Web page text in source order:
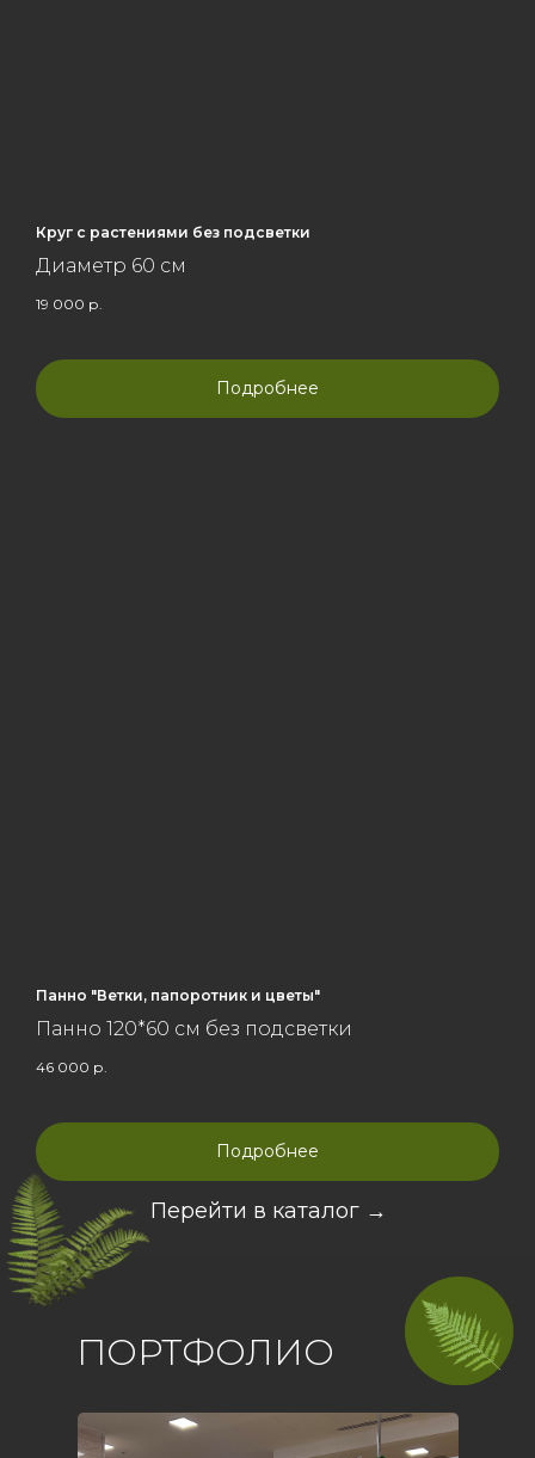
Круг с растениями без подсветки
Диаметр 60 см
19 000 р.
Подробнее
Панно "Ветки, папоротник и цветы"
Панно 120*60 см без подсветки
46 000 р.
Подробнее
Перейти в каталог →
ПОРТФОЛИО